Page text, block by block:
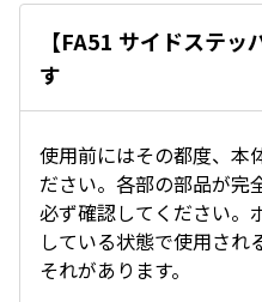
【FA51 サイドステ
す
使用前にはその都度、本
ださい。各部の部品が完
必ず確認してください。
している状態で使用され
それがあります。